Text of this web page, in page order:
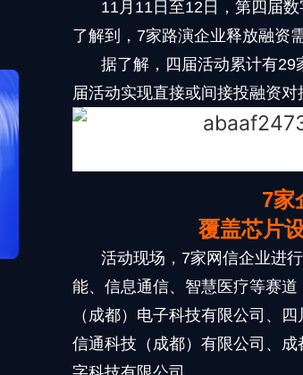
11月11日至12日，第四届
了解到，7家路演企业释放融资
据了解，四届活动累计有
届活动实现直接或间接投融资对
7家
覆盖芯片
活动现场，7家网信企业进
能、信息通信、智慧医疗等赛
（成都）电子科技有限公司、
信通科技（成都）有限公司、